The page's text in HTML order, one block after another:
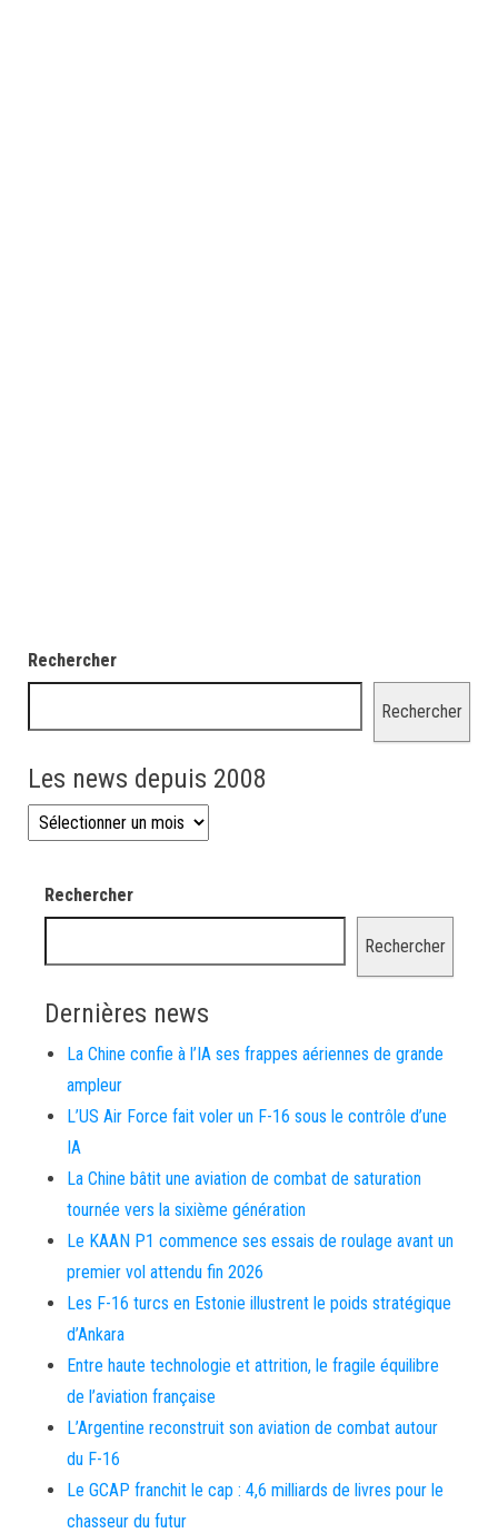
Rechercher
Rechercher
Les news depuis 2008
Les news depuis 2008
Rechercher
Rechercher
Dernières news
La Chine confie à l’IA ses frappes aériennes de grande
ampleur
L’US Air Force fait voler un F-16 sous le contrôle d’une
IA
La Chine bâtit une aviation de combat de saturation
tournée vers la sixième génération
Le KAAN P1 commence ses essais de roulage avant un
premier vol attendu fin 2026
Les F-16 turcs en Estonie illustrent le poids stratégique
d’Ankara
Entre haute technologie et attrition, le fragile équilibre
de l’aviation française
L’Argentine reconstruit son aviation de combat autour
du F-16
Le GCAP franchit le cap : 4,6 milliards de livres pour le
chasseur du futur